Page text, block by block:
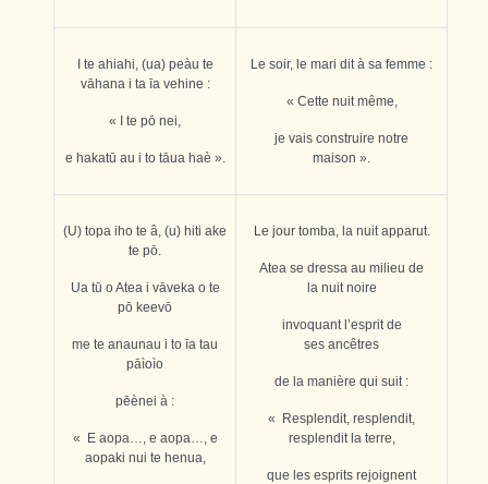
I te ahiahi, (ua) peàu te
vāhana i ta īa vehine :
« I te pō nei,
e hakatū au i to tāua haè ».
Le soir, le mari dit à sa femme :
« Cette nuit même,
je vais construire notre
maison ».
(U) topa iho te â, (u) hiti ake
te pō.
Ua tū o Atea i vāveka o te
pō keevō
me te anaunau i to īa tau
pāìoìo
pēènei à :
« E aopa…, e aopa…, e
aopaki nui te henua,
Le jour tomba, la nuit apparut.
Atea se dressa au milieu de
la nuit noire
invoquant l’esprit de
ses ancêtres
de la manière qui suit :
« Resplendit, resplendit,
resplendit la terre,
que les esprits rejoignent